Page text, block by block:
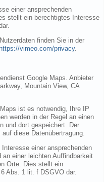
einer ansprechenden
stellt ein berechtigtes Interesse
finden Sie in der
https://vimeo.com/privacy.
Google Maps. Anbieter
Mountain View, CA
ist es notwendig, Ihre IP
werden in der Regel an einen
und dort gespeichert. Der
diese Datenübertragung.
einer ansprechenden
an einer leichten Auffindbarkeit
Orte. Dies stellt ein
Abs. 1 lit. f DSGVO dar.